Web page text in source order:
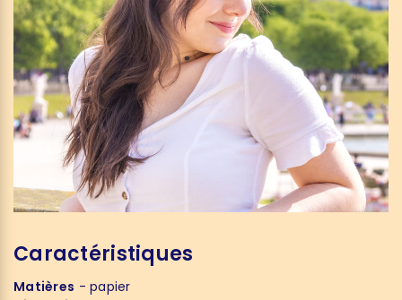
Caractéristiques
Matières - papier